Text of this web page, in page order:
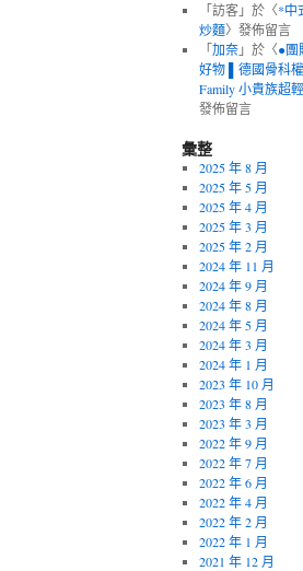
「訪客」於〈*中
炒麵〉發佈留言
「加奈」於〈●團
好物 ▌德國骨科
Family 小貴族超
發佈留言
彙整
2025 年 8 月
2025 年 5 月
2025 年 4 月
2025 年 3 月
2025 年 2 月
2024 年 11 月
2024 年 9 月
2024 年 8 月
2024 年 5 月
2024 年 3 月
2024 年 1 月
2023 年 10 月
2023 年 8 月
2023 年 3 月
2022 年 9 月
2022 年 7 月
2022 年 6 月
2022 年 4 月
2022 年 2 月
2022 年 1 月
2021 年 12 月